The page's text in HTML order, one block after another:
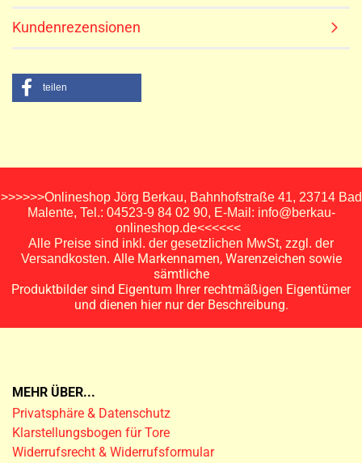
Kundenrezensionen
teilen
>>>>>>Onlineshop Jörg Berkau, Bahnhofstraße 41, 23714 Bad
Malente, Tel.: 04523-9 84 02 90, E-Mail: info@berkau-
onlineshop.de<<<<<<
Alle Preise sind inkl. der gesetzlichen MwSt, zzgl. der
Versandkosten. Alle Markennamen, Warenzeichen sowie
sämtliche
Produktbilder sind Eigentum Ihrer rechtmäßigen Eigentümer
und dienen hier nur der Beschreibung.
MEHR ÜBER...
Privatsphäre & Datenschutz
Klarstellungsbogen für Tore
Widerrufsrecht & Widerrufsformular